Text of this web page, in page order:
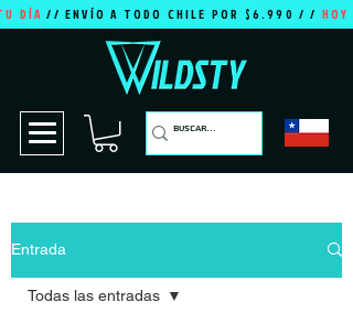
DÍA// ENVÍO A TODO CHILE POR $6.990 / /
Entrada
Todas las entradas